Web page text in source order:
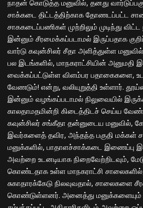
நாதன் கொடுத்த மனுவில், தனது
சாக்கடை திட்டத்திற்காக தோணடப்பட்ட
சாககடைப்பணிகள் முற்றிலும் முடிந்து விட்ட
இன்னும் சீரமைக்கப்படாமல் இருப்பதாக
வார்டு கவுன்சிலர் சீதா அளித்துள்ள
பல இடங்களில், மாநகராட்சியின் அனுமதி
வைக்கப்பட்டுள்ள விளம்பர பதாகைகளை,
வேணடும்! என்று, வலியுறுத்தி உள்ளார்.
இன்னும் வழங்கப்படாமல் நிலுவையில்
காலதாமதமின்றி கிடைத்திடச் செய்ய
கவுன்சிலர் சங்கீதா தன்னுடைய மனுவில்,
இவர்களைத் தவிர, அந்தந்த பகுதி மக்கள்
மனுக்களில், பாதாளச்சாக்கடை இணைப்பு
அவற்றை உடனடியாக நிறைவேற்றிடவும்,
கொண்டதாக உள்ள மாநகராட்சி
சுகாதாரக்கேடு நிலவுவதால், சாலைகளை
கொண்டுள்ளனர். அனைத்து மனுக்களையும்